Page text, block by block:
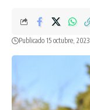
Publicado 15 octubre, 2023